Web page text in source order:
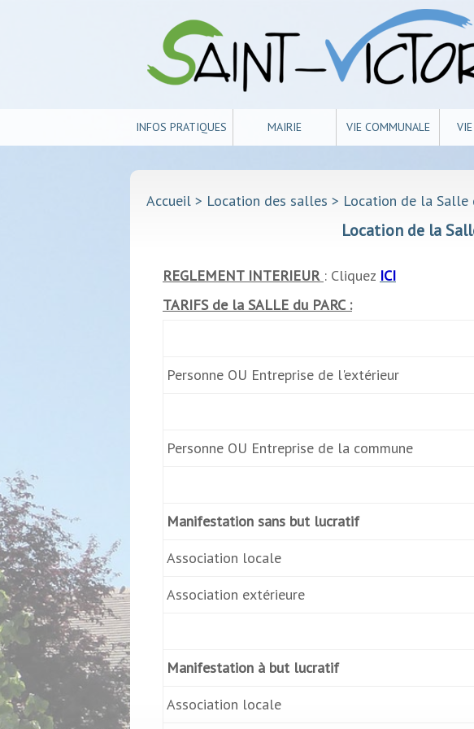
INFOS PRATIQUES MAIRIE VIE COMMUNALE
Accueil > Location des salles > Location de la
Location de la
REGLEMENT INTERIEUR : Cliquez ICI
TARIFS de la SALLE du PARC :
Personne OU Entreprise de l'extérieur
Personne OU Entreprise de la commune
Manifestation sans but lucratif
Association locale
Association extérieure
Manifestation à but lucratif
Association locale